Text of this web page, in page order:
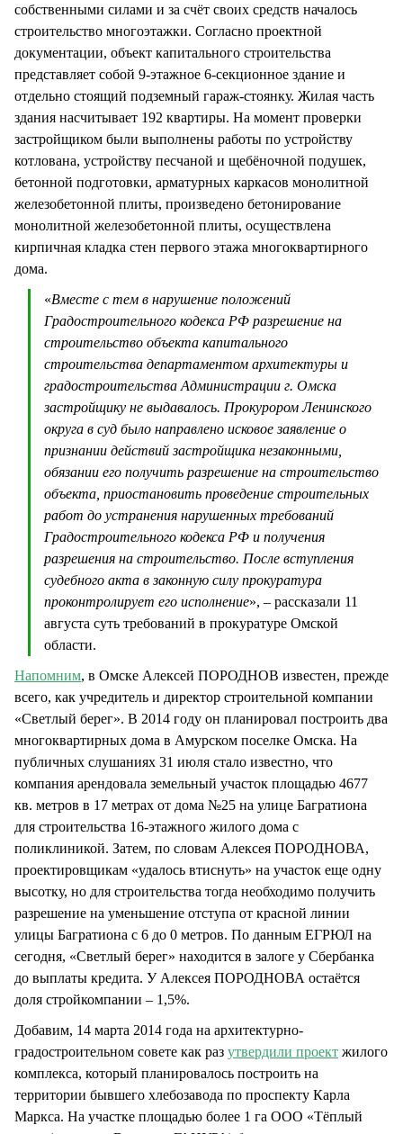
собственными силами и за счёт своих средств началось
строительство многоэтажки. Согласно проектной
документации, объект капитального строительства
представляет собой 9-этажное 6-секционное здание и
отдельно стоящий подземный гараж-стоянку. Жилая часть
здания насчитывает 192 квартиры. На момент проверки
застройщиком были выполнены работы по устройству
котлована, устройству песчаной и щебёночной подушек,
бетонной подготовки, арматурных каркасов монолитной
железобетонной плиты, произведено бетонирование
монолитной железобетонной плиты, осуществлена
кирпичная кладка стен первого этажа многоквартирного
дома.
«Вместе с тем в нарушение положений
Градостроительного кодекса РФ разрешение на
строительство объекта капитального
строительства департаментом архитектуры и
градостроительства Администрации г. Омска
застройщику не выдавалось. Прокурором Ленинского
округа в суд было направлено исковое заявление о
признании действий застройщика незаконными,
обязании его получить разрешение на строительство
объекта, приостановить проведение строительных
работ до устранения нарушенных требований
Градостроительного кодекса РФ и получения
разрешения на строительство. После вступления
судебного акта в законную силу прокуратура
проконтролирует его исполнение», – рассказали 11
августа суть требований в прокуратуре Омской
области.
Напомним, в Омске Алексей ПОРОДНОВ известен, прежде
всего, как учредитель и директор строительной компании
«Светлый берег». В 2014 году он планировал построить два
многоквартирных дома в Амурском поселке Омска. На
публичных слушаниях 31 июля стало известно, что
компания арендовала земельный участок площадью 4677
кв. метров в 17 метрах от дома №25 на улице Багратиона
для строительства 16-этажного жилого дома с
поликлиникой. Затем, по словам Алексея ПОРОДНОВА,
проектировщикам «удалось втиснуть» на участок еще одну
высотку, но для строительства тогда необходимо получить
разрешение на уменьшение отступа от красной линии
улицы Багратиона с 6 до 0 метров. По данным ЕГРЮЛ на
сегодня, «Светлый берег» находится в залоге у Сбербанка
до выплаты кредита. У Алексея ПОРОДНОВА остаётся
доля стройкомпании – 1,5%.
Добавим, 14 марта 2014 года на архитектурно-
градостроительном совете как раз утвердили проект жилого
комплекса, который планировалось построить на
территории бывшего хлебозавода по проспекту Карла
Маркса. На участке площадью более 1 га ООО «Тёплый